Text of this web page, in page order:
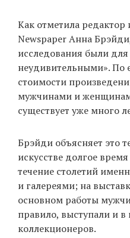
Как отметила
Newspaper Анна
исследования были
неудивительными». По
стоимости
мужчинами и
существует уже много
Брэйди объясняет это
искусстве долгое
течение столетий
и галереями; на
основном работы
правило, выступали и в
коллекционеров.